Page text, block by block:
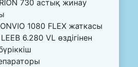
730 астық жинау
1080 FLEX жаткасы
6.280 VL өздігінен